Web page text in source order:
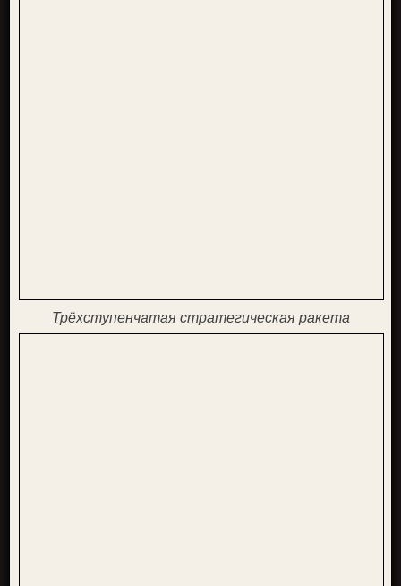
Трёхступенчатая стратегическая ракета